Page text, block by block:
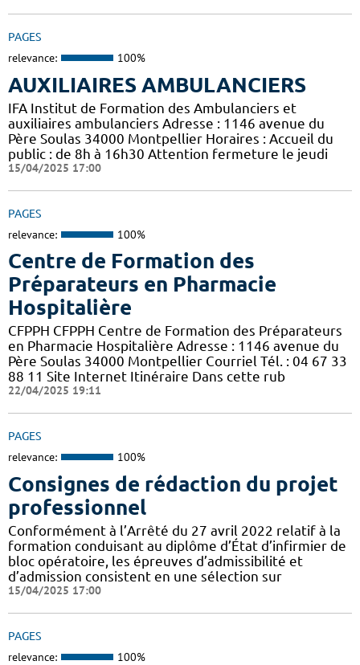
PAGES
relevance: 100%
AUXILIAIRES AMBULANCIERS
IFA Institut de Formation des Ambulanciers et
auxiliaires ambulanciers Adresse : 1146 avenue du
Père Soulas 34000 Montpellier Horaires : Accueil du
public : de 8h à 16h30 Attention fermeture le jeudi
15/04/2025 17:00
PAGES
relevance: 100%
Centre de Formation des
Préparateurs en Pharmacie
Hospitalière
CFPPH CFPPH Centre de Formation des Préparateurs
en Pharmacie Hospitalière Adresse : 1146 avenue du
Père Soulas 34000 Montpellier Courriel Tél. : 04 67 33
88 11 Site Internet Itinéraire Dans cette rub
22/04/2025 19:11
PAGES
relevance: 100%
Consignes de rédaction du projet
professionnel
Conformément à l’Arrêté du 27 avril 2022 relatif à la
formation conduisant au diplôme d’État d’infirmier de
bloc opératoire, les épreuves d’admissibilité et
d’admission consistent en une sélection sur
15/04/2025 17:00
PAGES
relevance: 100%